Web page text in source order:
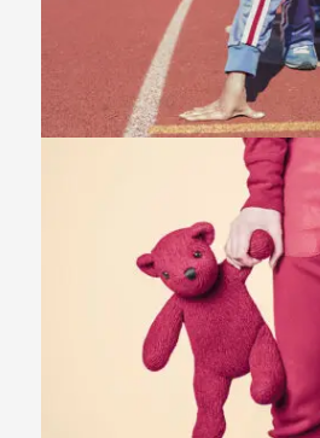
Fashion Photograph,
Fashion,Photograph